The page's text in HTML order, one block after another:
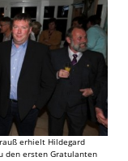
erhielt Hildegard
den ersten Gratulanten